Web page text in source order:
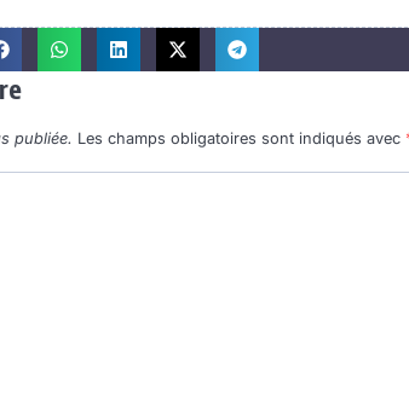
publiée. Les champs obligatoires sont indiqués avec